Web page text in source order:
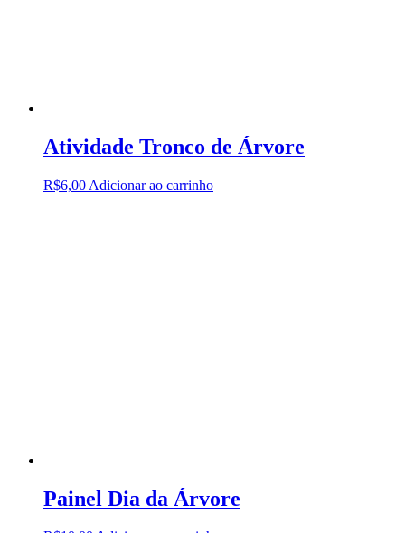
Atividade Tronco de Árvore
R$6,00 Adicionar ao carrinho
Painel Dia da Árvore